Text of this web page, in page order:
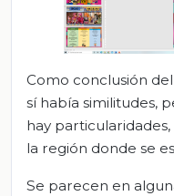
Como conclusión
sí había similitudes,
hay
la región donde se
Se parecen en